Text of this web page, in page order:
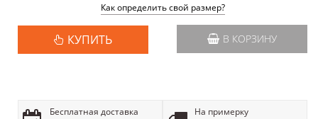
Как определить свой размер?
КУПИТЬ В КОРЗИНУ
Бесплатная доставка
На примерку